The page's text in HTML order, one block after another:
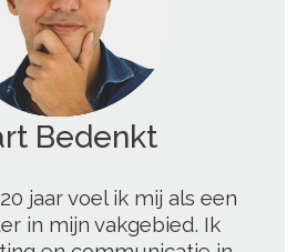
';
Blogt
jaar voel ik mij als een
in mijn vakgebied. Ik